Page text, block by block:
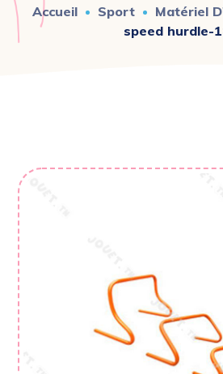
Accueil Sport
Matériel
speed hurdle-